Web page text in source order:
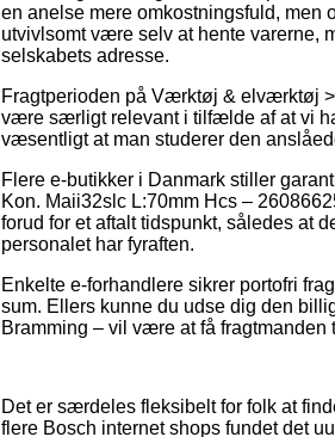
en anelse mere omkostningsfuld, men
utvivlsomt være selv at hente varerne,
selskabets adresse.
Fragtperioden på Værktøj & elværktøj
være særligt relevant i tilfælde af at vi
væsentligt at man studerer den
Flere e-butikker i Danmark stiller
Kon. Maii32slc L:70mm Hcs –
forud for et aftalt tidspunkt, således at
personalet har fyraften.
Enkelte e-forhandlere sikrer portofri
sum. Ellers kunne du udse dig den
Bramming – vil være at få
Det er særdeles fleksibelt for folk at
flere Bosch internet shops fundet det